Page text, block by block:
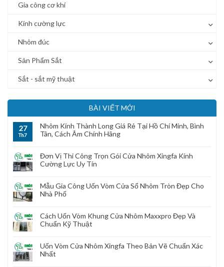
Gia công cơ khí
Kính cường lực
Nhôm đúc
Sản Phẩm Sắt
Sắt - sắt mỹ thuật
BÀI VIẾT MỚI
27
Th7
Nhôm Kính Thành Long Giá Rẻ Tại Hồ Chí Minh, Bình
Tân, Cách Âm Chính Hãng
Đơn Vị Thi Công Trọn Gói Cửa Nhôm Xingfa Kính
Cường Lực Uy Tín
Mẫu Gia Công Uốn Vòm Cửa Sổ Nhôm Tròn Đẹp Cho
Nhà Phố
Cách Uốn Vòm Khung Cửa Nhôm Maxxpro Đẹp Và
Chuẩn Kỹ Thuật
Uốn Vòm Cửa Nhôm Xingfa Theo Bản Vẽ Chuẩn Xác
Nhất